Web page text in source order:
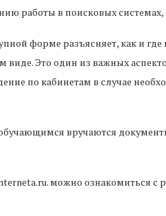
работы в поисковых
форме разъясняет, как и
Это один из важных
по кабинетам в случае
вручаются
можно ознакомиться с